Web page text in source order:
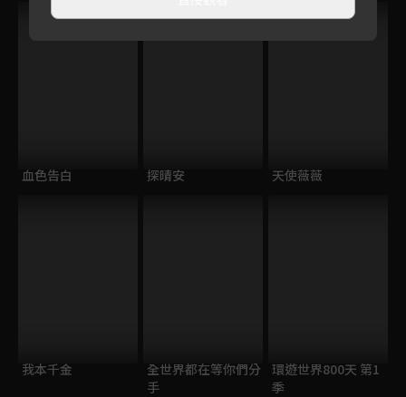
血色告白 探晴安 天使薇薇
我本千金
全世界都在等你們分
手
環遊世界800天 第1
季